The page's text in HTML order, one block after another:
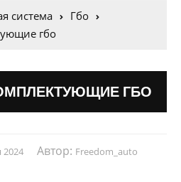
система
Гбо
гбо
ГБО
Автор: Freedom_auto